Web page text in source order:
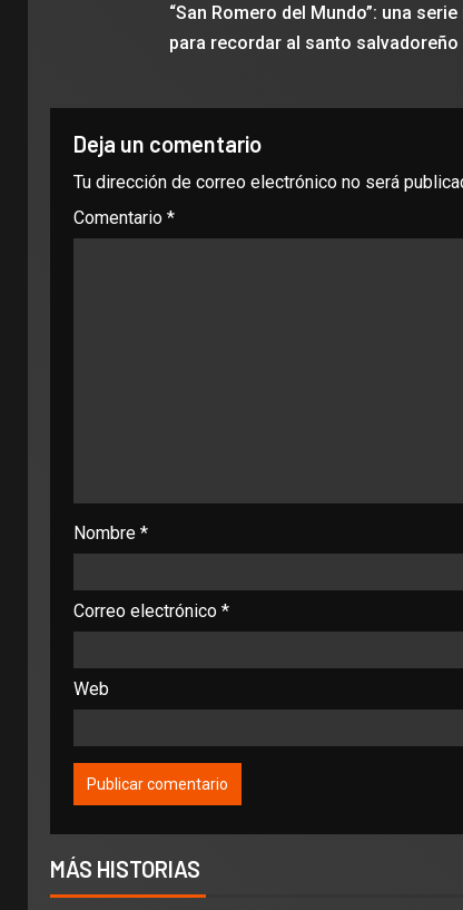
“San Romero del Mundo”: una
para recordar al santo salvadoreño
Deja un comentario
Tu dirección de correo electrónico no será
Comentario *
Nombre *
Correo electrónico *
Web
MÁS HISTORIAS